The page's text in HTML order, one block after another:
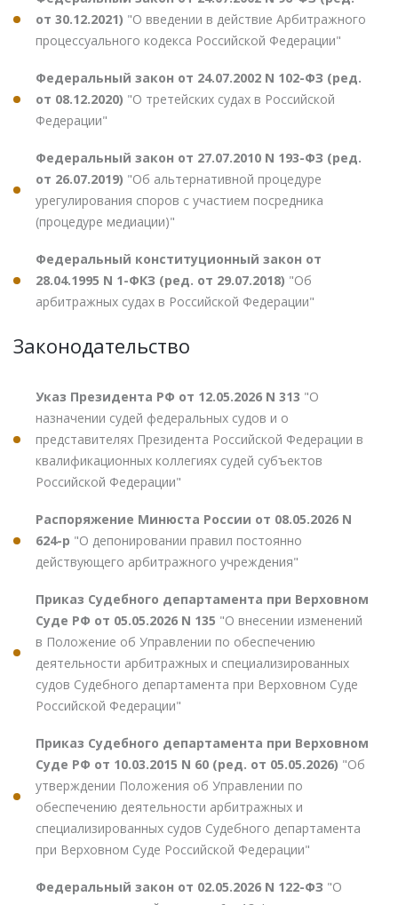
от 30.12.2021) "О введении в действие Арбитражного
процессуального кодекса Российской Федерации"
Федеральный закон от 24.07.2002 N 102-ФЗ (ред.
от 08.12.2020) "О третейских судах в Российской
Федерации"
Федеральный закон от 27.07.2010 N 193-ФЗ (ред.
от 26.07.2019) "Об альтернативной процедуре
урегулирования споров с участием посредника
(процедуре медиации)"
Федеральный конституционный закон от
28.04.1995 N 1-ФКЗ (ред. от 29.07.2018) "Об
арбитражных судах в Российской Федерации"
Законодательство
Указ Президента РФ от 12.05.2026 N 313 "О
назначении судей федеральных судов и о
представителях Президента Российской Федерации в
квалификационных коллегиях судей субъектов
Российской Федерации"
Распоряжение Минюста России от 08.05.2026 N
624-р "О депонировании правил постоянно
действующего арбитражного учреждения"
Приказ Судебного департамента при Верховном
Суде РФ от 05.05.2026 N 135 "О внесении изменений
в Положение об Управлении по обеспечению
деятельности арбитражных и специализированных
судов Судебного департамента при Верховном Суде
Российской Федерации"
Приказ Судебного департамента при Верховном
Суде РФ от 10.03.2015 N 60 (ред. от 05.05.2026) "Об
утверждении Положения об Управлении по
обеспечению деятельности арбитражных и
специализированных судов Судебного департамента
при Верховном Суде Российской Федерации"
Федеральный закон от 02.05.2026 N 122-ФЗ "О